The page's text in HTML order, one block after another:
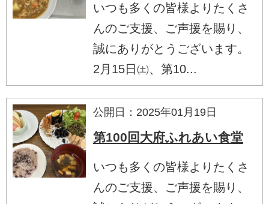
いつも多くの皆様よりたくさ
んのご支援、ご声援を賜り、
誠にありがとうございます。
2月15日㈯、第10...
公開日：2025年01月19日
第100回大府ふれあい食堂
いつも多くの皆様よりたくさ
んのご支援、ご声援を賜り、